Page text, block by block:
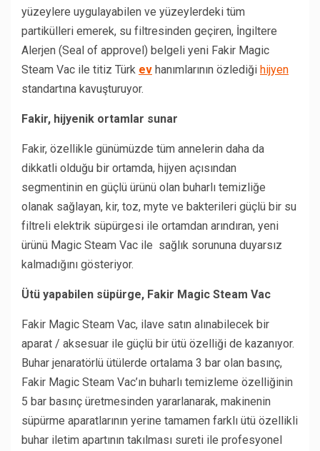
yüzeylere uygulayabilen ve yüzeylerdeki tüm
partikülleri emerek, su filtresinden geçiren, İngiltere
Alerjen (Seal of approvel) belgeli yeni Fakir Magic
Steam Vac ile titiz Türk ev hanımlarının özlediği hijyen
standartına kavuşturuyor.
Fakir, hijyenik ortamlar sunar
Fakir, özellikle günümüzde tüm annelerin daha da
dikkatli olduğu bir ortamda, hijyen açısından
segmentinin en güçlü ürünü olan buharlı temizliğe
olanak sağlayan, kir, toz, myte ve bakterileri güçlü bir su
filtreli elektrik süpürgesi ile ortamdan arındıran, yeni
ürünü Magic Steam Vac ile sağlık sorununa duyarsız
kalmadığını gösteriyor.
Ütü yapabilen süpürge, Fakir Magic Steam Vac
Fakir Magic Steam Vac, ilave satın alınabilecek bir
aparat / aksesuar ile güçlü bir ütü özelliği de kazanıyor.
Buhar jenaratörlü ütülerde ortalama 3 bar olan basınç,
Fakir Magic Steam Vac’ın buharlı temizleme özelliğinin
5 bar basınç üretmesinden yararlanarak, makinenin
süpürme aparatlarının yerine tamamen farklı ütü özellikli
buhar iletim apartının takılması sureti ile profesyonel